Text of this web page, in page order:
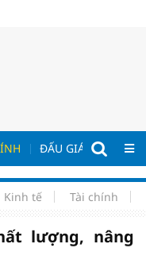
ĐẤU GIÁ - ĐẤU
Kinh tế Tài chính
lượng, nâng